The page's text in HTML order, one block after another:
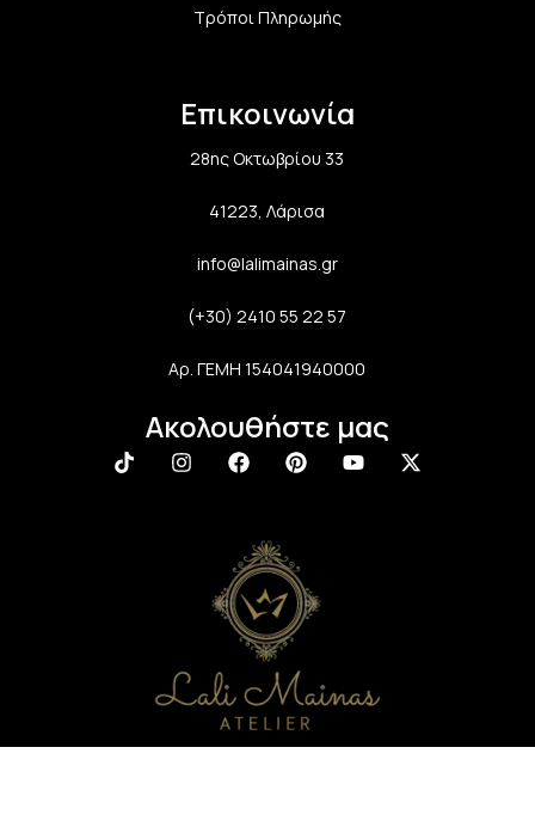
Τρόποι Πληρωμής
Επικοινωνία
28ης Οκτωβρίου 33
41223, Λάρισα
info@lalimainas.gr
(+30) 2410 55 22 57
Αρ. ΓΕΜΗ 154041940000
Ακολουθήστε μας